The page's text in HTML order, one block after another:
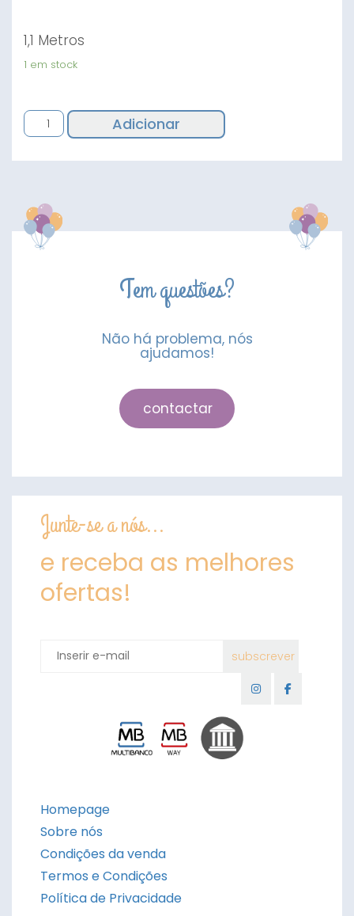
1,1 Metros
1 em stock
Quantidade
de
Minnie
Adicionar
Tem questões?
Não há problema, nós
ajudamos!
contactar
Junte-se a nós...
e receba as melhores
ofertas!
Homepage
Sobre nós
Condições da venda
Termos e Condições
Política de Privacidade